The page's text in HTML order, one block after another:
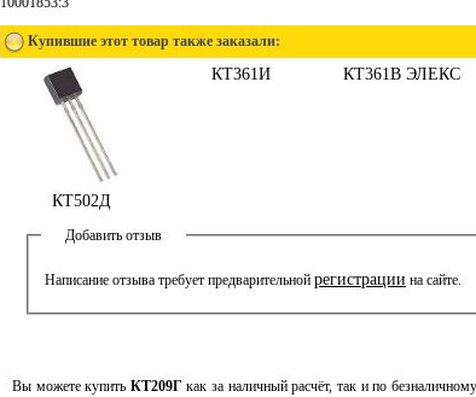
Купившие этот товар также заказали:
КТ502Д
КТ361И КТ361В ЭЛЕКС
Добавить отзыв
Написание отзыва требует предварительной регистрации на сайте.
Вы можете купить КТ209Г как за наличный расчёт, так и по